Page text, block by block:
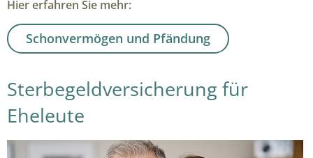
Hier erfahren Sie mehr:
Schonvermögen und Pfändung
Sterbegeldversicherung für
Eheleute